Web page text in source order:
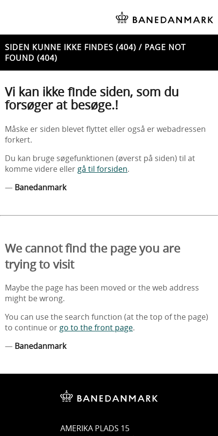
SIDEN KUNNE IKKE FINDES (404) / PAGE NOT
FOUND (404)
Vi kan ikke finde siden, som du
forsøger at besøge.!
Måske er siden blevet flyttet eller også er webadressen
forkert.
Du kan bruge søgefunktionen (øverst på siden) til at
komme videre eller gå til forsiden.
— Banedanmark
We cannot find the page you are
trying to visit
Maybe the page has been moved or the web address
might be wrong.
You can use the search function (at the top of the page)
to continue or go to the front page.
— Banedanmark
AMERIKA PLADS 15